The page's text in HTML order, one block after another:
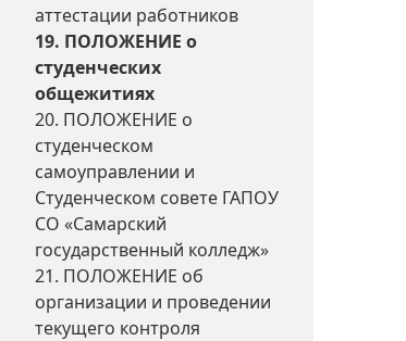
аттестации работников
19. ПОЛОЖЕНИЕ о
студенческих
общежитиях
20. ПОЛОЖЕНИЕ о
студенческом
самоуправлении и
Студенческом совете ГАПОУ
СО «Самарский
государственный колледж»
21. ПОЛОЖЕНИЕ об
организации и проведении
текущего контроля